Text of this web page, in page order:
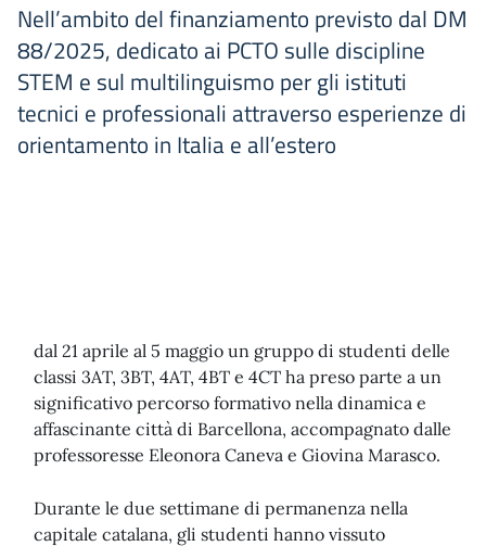
Nell’ambito del finanziamento previsto dal DM
88/2025, dedicato ai PCTO sulle discipline
STEM e sul multilinguismo per gli istituti
tecnici e professionali attraverso esperienze di
orientamento in Italia e all’estero
dal 21 aprile al 5 maggio un gruppo di studenti delle
classi 3AT, 3BT, 4AT, 4BT e 4CT ha preso parte a un
significativo percorso formativo nella dinamica e
affascinante città di Barcellona, accompagnato dalle
professoresse Eleonora Caneva e Giovina Marasco.
Durante le due settimane di permanenza nella
capitale catalana, gli studenti hanno vissuto